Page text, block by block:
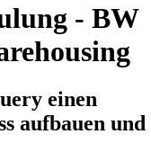
- BW
einen
aufbauen und